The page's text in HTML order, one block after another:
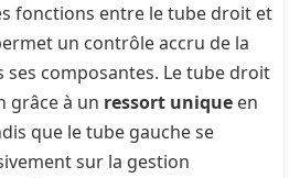
fonctions entre le tube droit et
un contrôle accru de la
ses composantes. Le tube droit
grâce à un ressort unique en
que le tube gauche se
sur la gestion